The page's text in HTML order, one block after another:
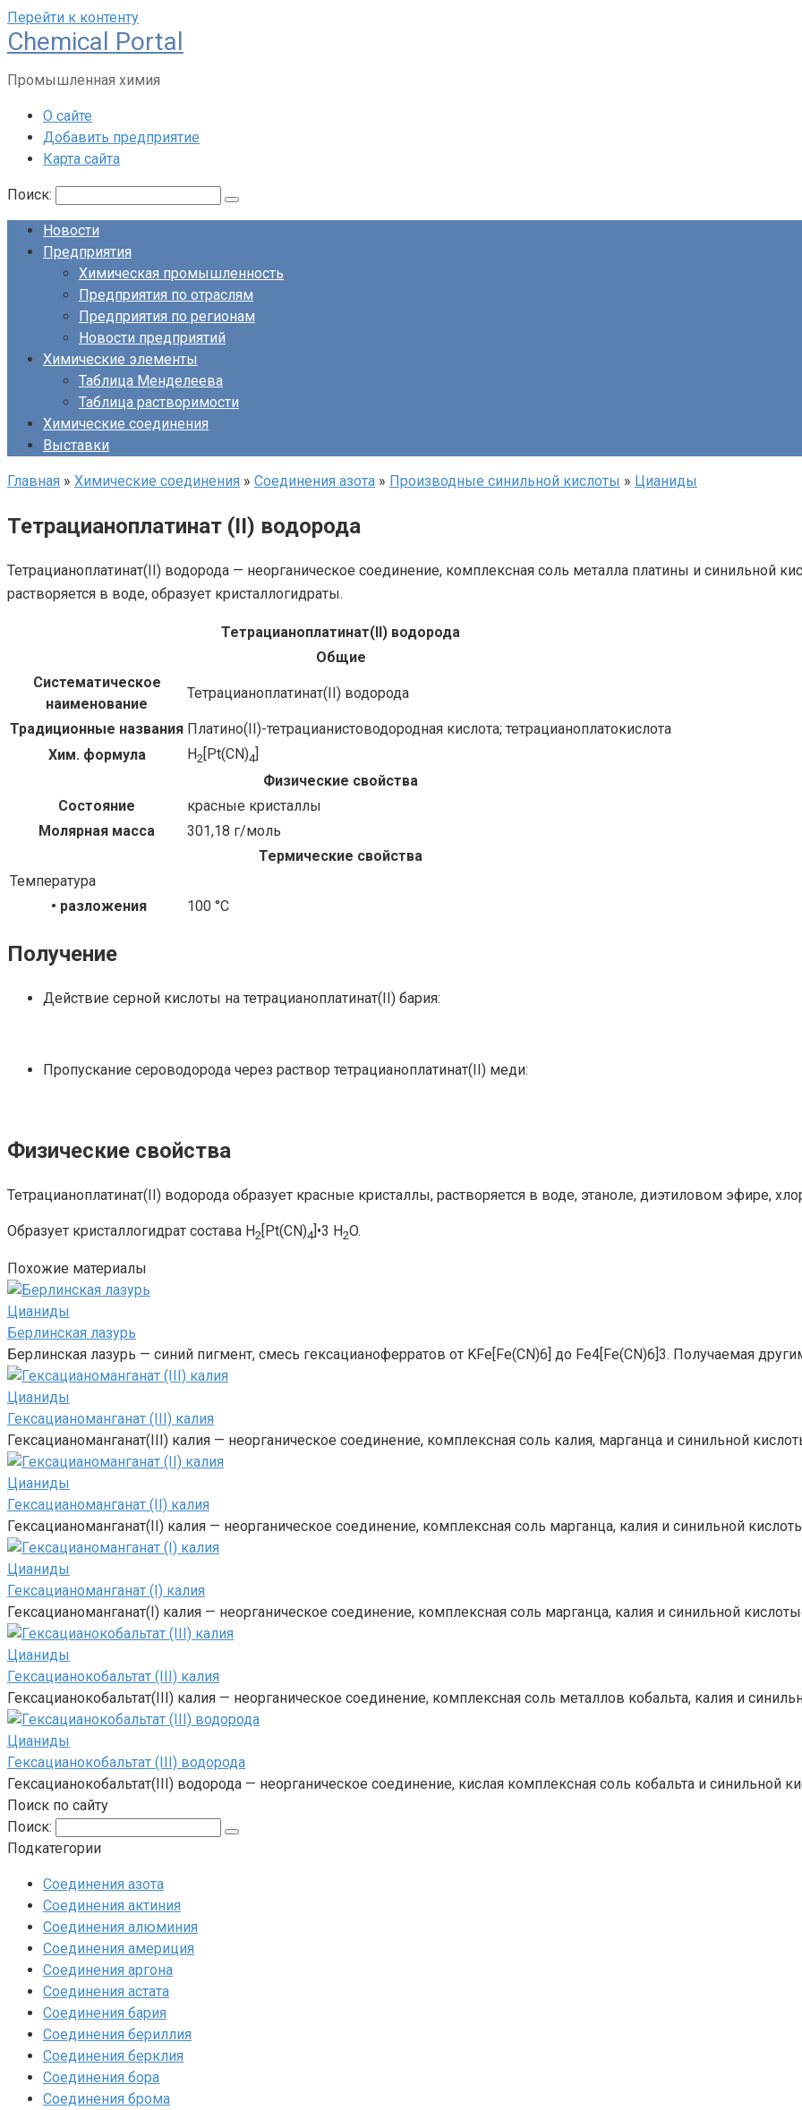
Перейти к контенту
Chemical Portal
Промышленная химия
О сайте
Добавить предприятие
Карта сайта
Поиск:
Новости
Предприятия
Химическая промышленность
Предприятия по отраслям
Предприятия по регионам
Новости предприятий
Химические элементы
Таблица Менделеева
Таблица растворимости
Химические соединения
Выставки
Главная » Химические соединения » Соединения азота » Производные синильной кислоты‎ » Цианиды‎
Тетрацианоплатинат (II) водорода
Тетрацианоплатинат(II) водорода — неорганическое соединение, комплексная соль металла платины и синильной
растворяется в воде, образует кристаллогидраты.
Тетрацианоплатинат​(II)​ водорода
Общие
Систематическое
наименование
Тетрацианоплатинат​(II)​ водорода
Традиционные названия Платино(II)-тетрацианистоводородная кислота; тетрацианоплатокислота
Хим. формула
H2[Pt(CN)4]
Физические свойства
Состояние
красные кристаллы
Молярная масса
301,18 г/моль
Термические свойства
Температура
• разложения
100 °C
Получение
Действие серной кислоты на тетрацианоплатинат(II) бария:
Пропускание сероводорода через раствор тетрацианоплатинат(II) меди:
Физические свойства
Тетрацианоплатинат(II) водорода образует красные кристаллы, растворяется в воде, этаноле, диэтиловом эфире,
Образует кристаллогидрат состава H2 [Pt(CN)4]•3 H2O.
Похожие материалы
Цианиды‎
Берлинская лазурь
Берлинская лазурь — синий пигмент, смесь гексацианоферратов от KFe[Fe(CN)6] до Fe4[Fe(CN)6]3. Получаемая
Цианиды‎
Гексацианоманганат (III) калия
Гексацианоманганат(III) калия — неорганическое соединение, комплексная соль калия, марганца и синильной
Цианиды‎
Гексацианоманганат (II) калия
Гексацианоманганат(II) калия — неорганическое соединение, комплексная соль марганца, калия и синильной
Цианиды‎
Гексацианоманганат (I) калия
Гексацианоманганат(I) калия — неорганическое соединение, комплексная соль марганца, калия и синильной
Цианиды‎
Гексацианокобальтат (III) калия
Гексацианокобальтат(III) калия — неорганическое соединение, комплексная соль металлов кобальта, калия и
Цианиды‎
Гексацианокобальтат (III) водорода
Гексацианокобальтат(III) водорода — неорганическое соединение, кислая комплексная соль кобальта и синильной
Поиск по сайту
Поиск:
Подкатегории
Соединения азота
Соединения актиния
Соединения алюминия‎
Соединения америция‎
Соединения аргона‎
Соединения астата‎
Соединения бария
Соединения бериллия‎
Соединения берклия
Соединения бора‎
Соединения брома‎